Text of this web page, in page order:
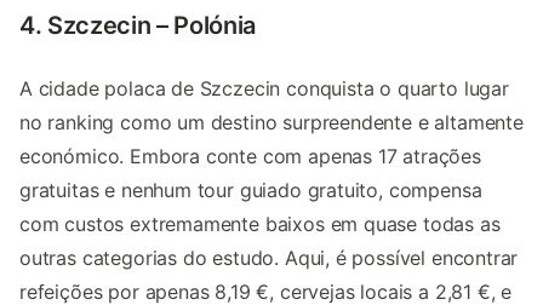
4. Szczecin – Polónia
A cidade polaca de Szczecin conquista o quarto lugar
no ranking como um destino surpreendente e altamente
económico. Embora conte com apenas 17 atrações
gratuitas e nenhum tour guiado gratuito, compensa
com custos extremamente baixos em quase todas as
outras categorias do estudo. Aqui, é possível encontrar
refeições por apenas 8,19 €, cervejas locais a 2,81 €, e